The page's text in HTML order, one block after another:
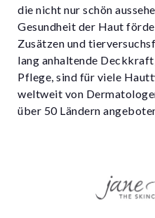
die nicht nur schön
Gesundheit der Haut
Zusätzen und
lang anhaltende
Pflege, sind für viele
weltweit von
über 50 Ländern